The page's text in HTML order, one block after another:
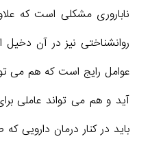
ناباروری مشکلی است که
روانشناختی نیز در آن
عوامل رایج است که هم می
آید و هم می تواند عاملی
باید در کنار درمان دارویی